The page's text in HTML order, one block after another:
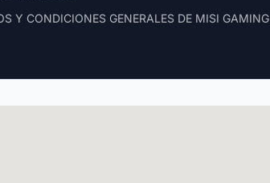
Y CONDICIONES GENERALES DE MISI GAMING